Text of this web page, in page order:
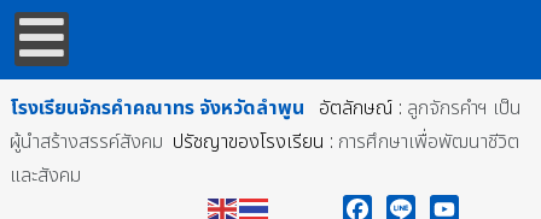
โรงเรียนจักรคำคณาทร จังหวัดลำพูน อัตลักษณ์ : ลูกจักรคำฯ เป็น
ผู้นำสร้างสรรค์สังคม ปรัชญาของโรงเรียน : การศึกษาเพื่อพัฒนาชีวิต
และสังคม